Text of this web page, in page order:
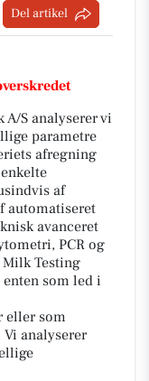
Del artikel
S analyserer vi
parametre
afregning
af
automatiseret
avanceret
PCR og
Milk Testing
som led i
eller som
analyserer